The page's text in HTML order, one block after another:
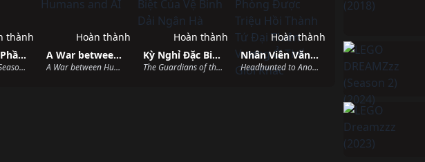
Vĩnh Sinh (Phần 3)
Immortality (Season 3) (2024)
thành
A War between Humans and AI
A War between Humans and AI (2024)
Hoàn thành
Kỳ Nghỉ Đặc Biệt Của Vệ Binh Dải Ngân Hà
The Guardians of the Galaxy Holiday Special (2022)
Hoàn thành
Nhân Viên Văn Phòng Được Triệu Hồi Thành Tứ Đại Thiên Vương Ở Thế Giới Khác
Headhunted to Another World: From Salaryman to Big Four! (2025)
Hoàn thành